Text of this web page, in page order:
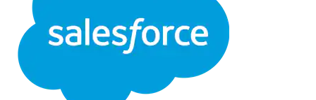
Sluiten Sluiten